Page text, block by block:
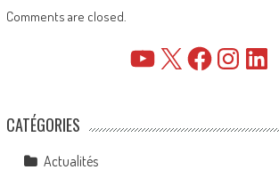
Comments are closed.
YouTube FacebookInstagramLinkedIn
CATÉGORIES
Actualités